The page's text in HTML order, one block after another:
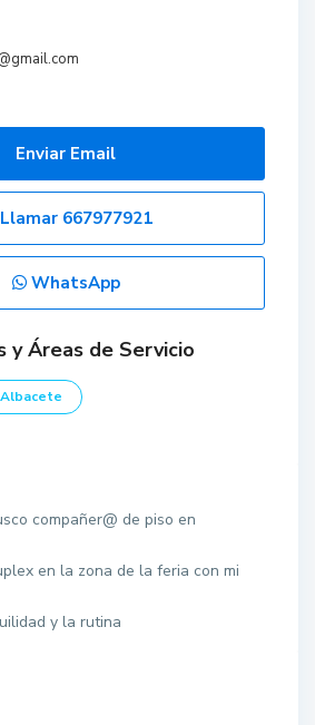
Enviar Email
Llamar 667977921
WhatsApp
y Áreas de Servicio
Albacete
compañer@ de piso en
en la zona de la feria con mi
y la rutina